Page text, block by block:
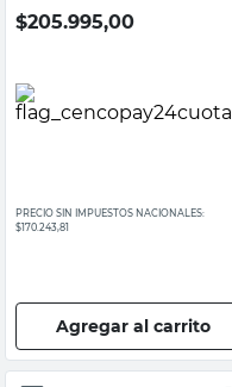
$205.995,00
PRECIO SIN IMPUESTOS NACIONALES:
$170.243,81
Agregar al carrito